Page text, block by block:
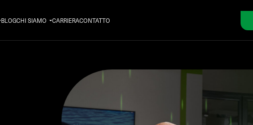
BLOGCHI SIAMO CARRIERACONTATTO